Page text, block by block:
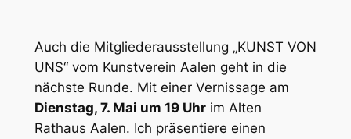
Auch die Mitgliederausstellung „KUNST VON
UNS“ vom Kunstverein Aalen geht in die
nächste Runde. Mit einer Vernissage am
Dienstag, 7. Mai um 19 Uhrim Alten
Rathaus Aalen. Ich präsentiere einen